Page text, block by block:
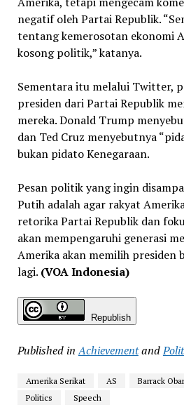
negatif oleh Partai Republik.
tentang kemerosotan ekonomi
kosong politik,” katanya.
Sementara itu melalui Twitter,
presiden dari Partai Republik
mereka. Donald Trump
dan Ted Cruz menyebutnya
bukan pidato Kenegaraan.
Pesan politik yang ingin
Putih adalah agar rakyat
retorika Partai Republik dan
akan mempengaruhi generasi
Amerika akan memilih presiden
lagi. (VOA Indonesia)
Republish
Published in Achievementand
Amerika Serikat AS Barrack
Politics
Speech